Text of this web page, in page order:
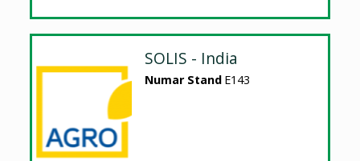
SOLIS - India
Numar Stand E143